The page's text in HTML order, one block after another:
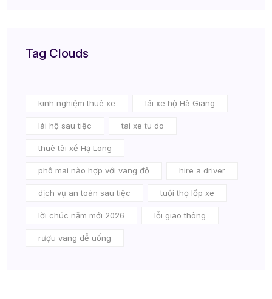
Tag Clouds
kinh nghiệm thuê xe lái xe hộ Hà Giang
lái hộ sau tiệc tai xe tu do
thuê tài xế Hạ Long
phô mai nào hợp với vang đỏ hire a driver
dịch vụ an toàn sau tiệc tuổi thọ lốp xe
lời chúc năm mới 2026 lỗi giao thông
rượu vang dễ uống